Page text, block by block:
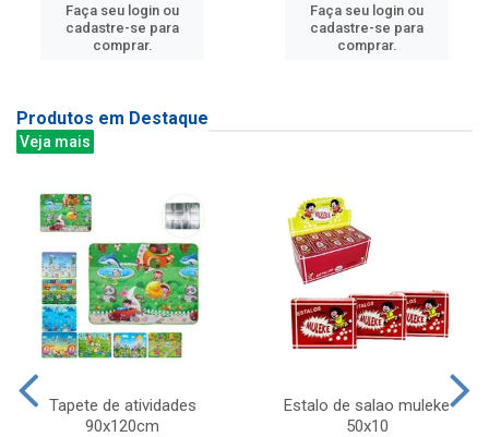
Faça seu login ou
cadastre-se para
comprar.
Faça seu login ou
cadastre-se para
comprar.
Produtos em Destaque
Veja mais
Tapete de atividades
90x120cm
Estalo de salao muleke
50x10